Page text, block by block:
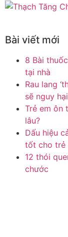
Bài viết mới
8 Bài
tại nhà
Rau lang
sẽ nguy hại
Trẻ em ôn
lâu?
Dấu hiệu
tốt cho trẻ
12 thói
chước